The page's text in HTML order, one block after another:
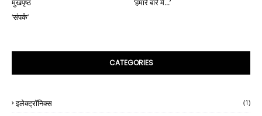
मुखपृष्ठ
‘हमारे बारे में...’
‘संपर्क’
CATEGORIES
इलेक्ट्रॉनिक्स (1)